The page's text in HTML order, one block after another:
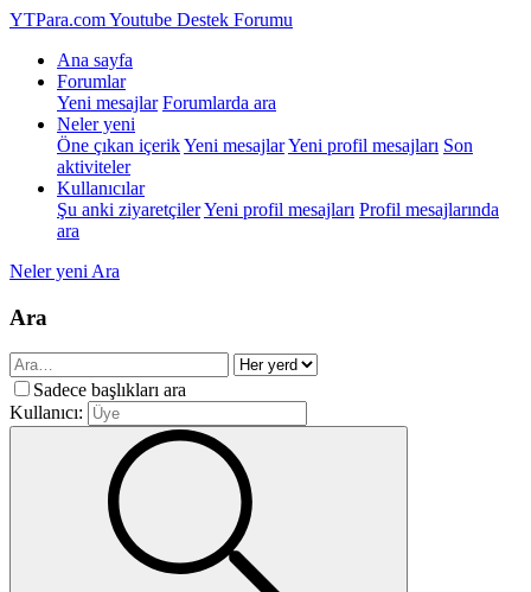
YTPara.comYoutube Destek Forumu
Ana sayfa
Forumlar
Yeni mesajlar Forumlarda ara
Neler yeni
Öne çıkan içerikYeni mesajlarYeni profil mesajları Son
aktiviteler
Kullanıcılar
Şu anki ziyaretçilerYeni profil mesajları Profil mesajlarında
ara
Neler yeni Ara
Ara
Sadece başlıkları ara
Kullanıcı: